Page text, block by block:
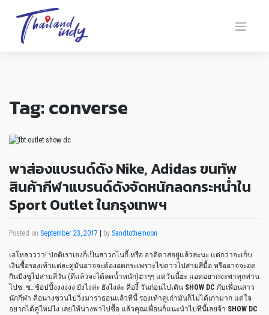
Tag:converse
พาส่องแบรนด์ดัง Nike, Adidas ขนทัพ
สินค้ากีฬาแบรนด์ดังจัดหนักลดกระหน่ำใน
Sport Outlet ในกรุงเทพฯ
Posted on September 23, 2017 by Sandtothemoon
เฮโหลวววว! ปกติเราเองก็เป็นสาวกไนกี้ หรือ อาดิดาสอยู่แล้วล่ะนะ แต่กว่าจะเก็บ
เงินซื้อรองเท้าแต่ละคู่มันอาจจะต้องอดกระเพราะไข่ดาวไปสามสี่มื้อ หรืออาจจะอด
กินบิงซูไปสามสี่วัน (ดีแล้วจะได้ลดน้ำหนัก)ฮ่าๆๆ แต่วันนี้ฮะ แอดอยากจะพาทุกท่าน
ไปช..ช…ช้อปปิ้งงงงงง ยังไงล่ะ ยังไงล่ะ คืองี้ วันก่อนไปเดิน SHOW DC กับเพื่อนสาว
นักกีฬา คือนางชวนไปวิ่งมาราธอนแล้วทีนี้ รองเท้าคู่เก่ามันก็ไม่ได้เก่ามาก แต่ใจ
อยากได้คู่ใหม่ไง เลยให้นางพาไปซื้อ แล้วคุณเพื่อนก็แนะนำไปทีนี้เลยจ้า SHOW DC